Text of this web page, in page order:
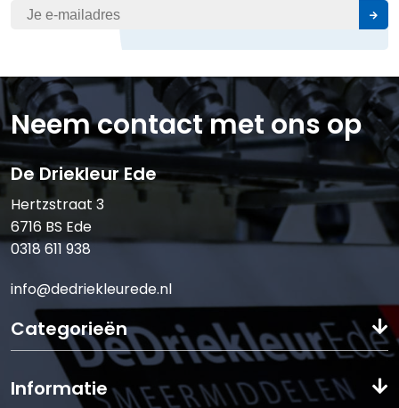
Neem contact met ons op
De Driekleur Ede
Hertzstraat 3
6716 BS Ede
0318 611 938
info@dedriekleurede.nl
Categorieën
Informatie